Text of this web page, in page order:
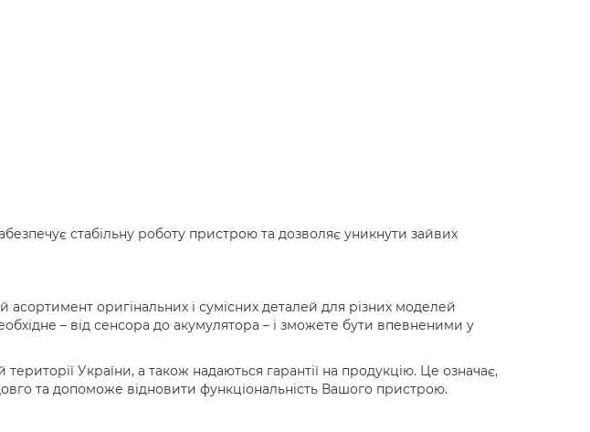
стабільну роботу пристрою та дозволяє уникнути зайвих
оригінальних і сумісних деталей для різних моделей
– від сенсора до акумулятора – і зможете бути впевненими у
України, а також надаються гарантії на продукцію. Це означає,
та допоможе відновити функціональність Вашого пристрою.